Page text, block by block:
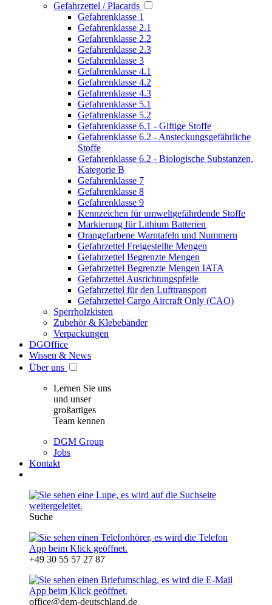
Gefahrzettel / Placards
Gefahrenklasse 1
Gefahrenklasse 2.1
Gefahrenklasse 2.2
Gefahrenklasse 2.3
Gefahrenklasse 3
Gefahrenklasse 4.1
Gefahrenklasse 4.2
Gefahrenklasse 4.3
Gefahrenklasse 5.1
Gefahrenklasse 5.2
Gefahrenklasse 6.1 - Giftige Stoffe
Gefahrenklasse 6.2 - Ansteckungsgefährliche
Stoffe
Gefahrenklasse 6.2 - Biologische Substanzen,
Kategorie B
Gefahrenklasse 7
Gefahrenklasse 8
Gefahrenklasse 9
Kennzeichen für umweltgefährdende Stoffe
Markierung für Lithium Batterien
Orangefarbene Warntafeln und Nummern
Gefahrzettel Freigestellte Mengen
Gefahrzettel Begrenzte Mengen
Gefahrzettel Begrenzte Mengen IATA
Gefahrzettel Ausrichtungspfeile
Gefahrzettel für den Lufttransport
Gefahrzettel Cargo Aircraft Only (CAO)
Sperrholzkisten
Zubehör & Klebebänder
Verpackungen
DGOffice
Wissen & News
Über uns
Lernen Sie uns
und unser
großartiges
Team kennen
DGM Group
Jobs
Kontakt
Suche
+49 30 55 57 27 87
office@dgm-deutschland.de